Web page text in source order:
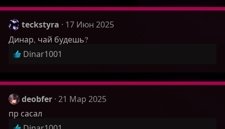
teckstyra 17 Июн 2025
Динар, чай будешь?
Р
к
ц
и
Dinar1001
deobfer 21 Мар 2025
пр сасал